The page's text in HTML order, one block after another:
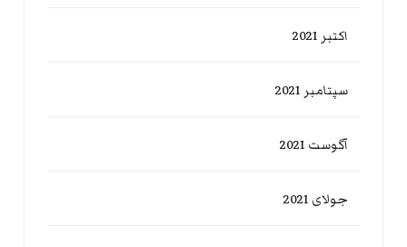
اکتبر 2021
سپتامبر 2021
آگوست 2021
جولای 2021